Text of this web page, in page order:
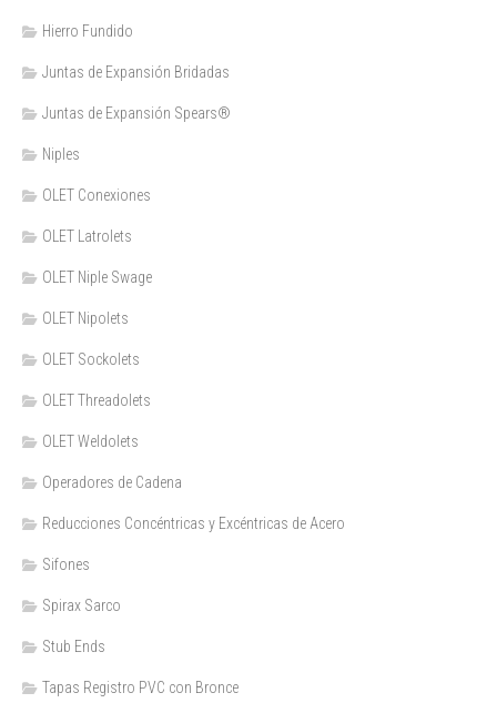
Hierro Fundido
Juntas de Expansión Bridadas
Juntas de Expansión Spears®
Niples
OLET Conexiones
OLET Latrolets
OLET Niple Swage
OLET Nipolets
OLET Sockolets
OLET Threadolets
OLET Weldolets
Operadores de Cadena
Reducciones Concéntricas y Excéntricas de Acero
Sifones
Spirax Sarco
Stub Ends
Tapas Registro PVC con Bronce